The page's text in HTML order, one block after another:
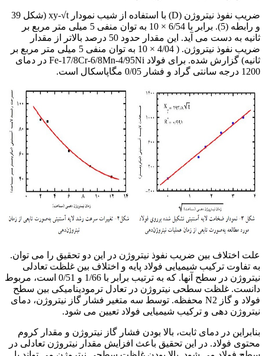
ضریب نفوذ نیتروژن (D) با استفاده از شیب نمودار xy-√t (شکل 39
و رابطه (5). برابر با 6/54 × 10 به توان منفی 5 میلی متر مربع بر
ثانیه به دست می آید. این مقدار حدود 50 درصد بالاتر از مقدار
ضریب نفوذ نیتروژن. ( 4/04 × 10 به توان منفی 5 میلی متر مربع بر
ثانیه) گزارش شده. برای فولاد Fe-17/8Cr-6/8Mn-4/95Ni در دمای
1200 درجه سانتی گراد و فشار 0/05 مگاپاسکال است.
علت اختلاف بین ضریب نفوذ نیتروژن در این دو تحقیق را می توان.
به تفاوت ترکیب شیمیایی فولاد پایه و اختلاف بین غلظت تعادلی
نیتروژن در سطح آنها. که به ترتیب برابر با 1/66 و 0/51 است، مربوط
دانست. غلظت سطحی نیتروژن در تعادل ترمودینامیکی بین سطح
فولاد و گاز N2 محفظه. توسط سه متغیر فشار گاز نیتروژن، دمای
نیتروژن دهی و ترکیب شیمیایی فولاد تعیین می شود.
بنابراین در دمای ثابت، بالا بودن فشار گاز نیتروژن و مقدار کروم
محتوی فولاد. در این تحقیق باعث افزایش مقدار نیتروژن تعادلی در